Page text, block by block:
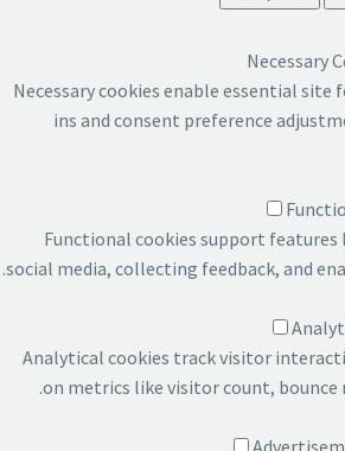
Necessary
Necessary cookies enable essential site
ins and consent preference
Functional cookies support
social media, collecting feedback, and
Analytical cookies track visitor
on metrics like visitor count, bounce